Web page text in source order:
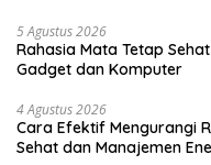
5 Agustus 2026
Rahasia Mata Tetap
Gadget dan Komputer
4 Agustus 2026
Cara Efektif Mengurangi
Sehat dan Manajemen